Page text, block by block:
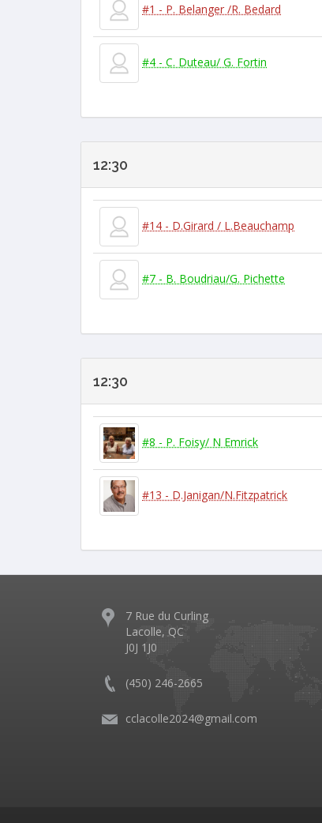
#1 - P. Belanger /R. Bedard
#4 - C. Duteau/ G. Fortin
12:30
#14 - D.Girard / L.Beauchamp
#7 - B. Boudriau/G. Pichette
12:30
#8 - P. Foisy/ N Emrick
#13 - D.Janigan/N.Fitzpatrick
7 Rue du Curling
Lacolle, QC
J0J 1J0
(450) 246-2665
cclacolle2024@gmail.com